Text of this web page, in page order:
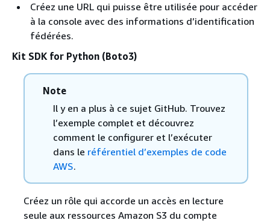
Créez une URL qui puisse être utilisée pour accéder
à la console avec des informations d’identification
fédérées.
Kit SDK for Python (Boto3)
Note
Il y en a plus à ce sujet GitHub. Trouvez
l’exemple complet et découvrez
comment le configurer et l’exécuter
dans le référentiel d’exemples de code
AWS.
Créez un rôle qui accorde un accès en lecture
seule aux ressources Amazon S3 du compte